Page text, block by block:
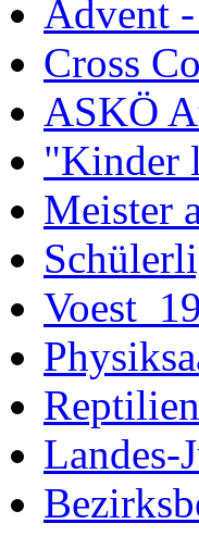
Advent
Cross
ASKÖ
"Kinder
Meister
Voest_19
Landes-